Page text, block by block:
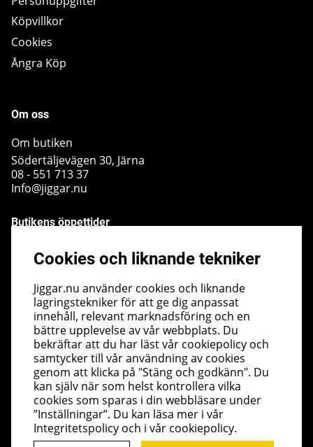
Köpvillkor
Cookies
Ångra Köp
Om oss
Om butiken
Södertäljevägen 30, Järna
08 - 551 713 37
Info@jiggar.nu
Butikens öppettider
Lördag - kl 10.00 - 14.00
Nyhetsbrev
I vårt nyhetsbrev får du ta del av nyheter och
erbjudanden före alla andra. Registrera dig här nedan.
Skicka
Cookies och liknande tekniker
Jiggar.nu använder cookies och liknande
lagringstekniker för att ge dig anpassat
innehåll, relevant marknadsföring och en
bättre upplevelse av vår webbplats. Du
bekräftar att du har läst vår cookiepolicy och
samtycker till vår användning av cookies
genom att klicka på "Stäng och godkänn". Du
kan själv när som helst kontrollera vilka
cookies som sparas i din webbläsare under
”Inställningar”. Du kan läsa mer i vår
Integritetspolicy och i vår cookiepolicy.